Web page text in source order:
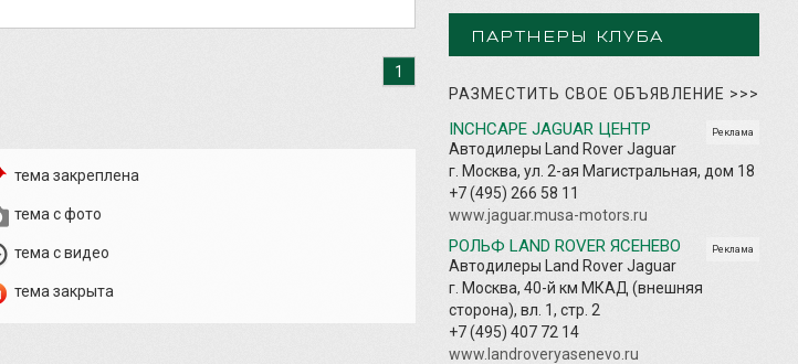
1
тема закреплена
тема с фото
тема с видео
тема закрыта
ПАРТНЕРЫ КЛУБА
РАЗМЕСТИТЬ СВОЕ ОБЪЯВЛЕНИЕ >>>
Реклама
INCHCAPE JAGUAR ЦЕНТР
Автодилеры Land Rover Jaguar
г. Москва, ул. 2-ая Магистральная, дом 18
+7 (495) 266 58 11
www.jaguar.musa-motors.ru
Реклама
РОЛЬФ LAND ROVER ЯСЕНЕВО
Автодилеры Land Rover Jaguar
г. Москва, 40-й км МКАД (внешняя
сторона), вл. 1, стр. 2
+7 (495) 407 72 14
www.landroveryasenevo.ru